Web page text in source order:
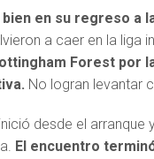
bien en su regreso a
a caer en la liga
Forest por
No logran levantar
desde el
El encuentro